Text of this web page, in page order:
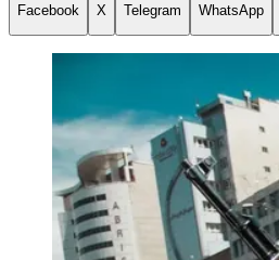
Facebook X Telegram WhatsApp